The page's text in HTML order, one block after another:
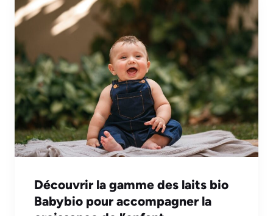
Découvrir la gamme des laits bio
Babybio pour accompagner la